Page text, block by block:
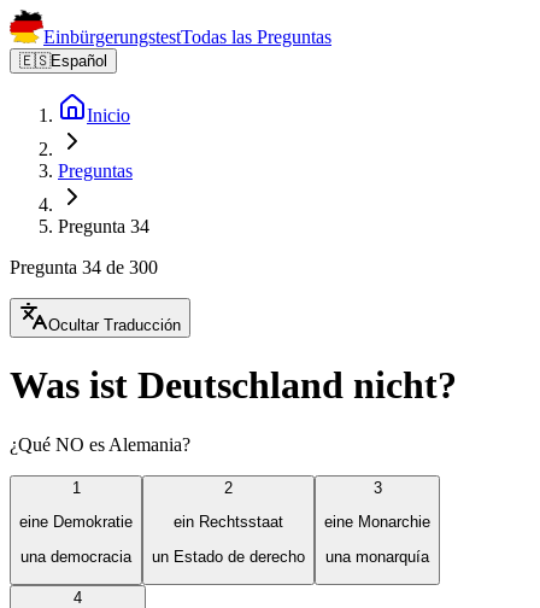
EinbürgerungstestTodas las Preguntas
🇪🇸Español
Inicio
Preguntas
Pregunta 34
Pregunta 34 de 300
Ocultar Traducción
Was ist Deutschland nicht?
¿Qué NO es Alemania?
1
eine Demokratie
una democracia
2
ein Rechtsstaat
un Estado de derecho
3
eine Monarchie
una monarquía
4